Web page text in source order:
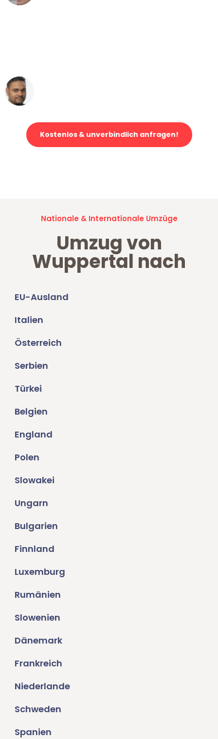
Kostenlos & unverbindlich anfragen!
Nationale & Internationale Umzüge
Umzug von
Wuppertal nach
EU-Ausland
Italien
Österreich
Serbien
Türkei
Belgien
England
Polen
Slowakei
Ungarn
Bulgarien
Finnland
Luxemburg
Rumänien
Slowenien
Dänemark
Frankreich
Niederlande
Schweden
Spanien